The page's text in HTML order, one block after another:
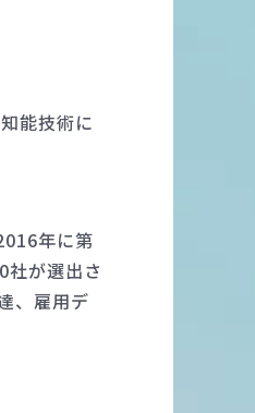
能技術に
年に第
社が選出さ
、雇用デ